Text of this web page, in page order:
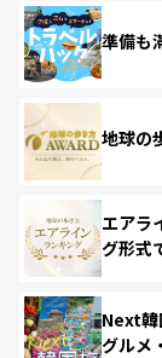
準備も
地球の
エアラ
グ形式
Next韓
グルメ